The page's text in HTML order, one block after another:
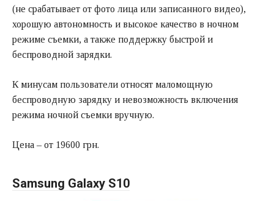
(не срабатывает от фото лица или записанного видео),
хорошую автономность и высокое качество в ночном
режиме съемки, а также поддержку быстрой и
беспроводной зарядки.
К минусам пользователи относят маломощную
беспроводную зарядку и невозможность включения
режима ночной съемки вручную.
Цена – от 19600 грн.
Samsung Galaxy S10